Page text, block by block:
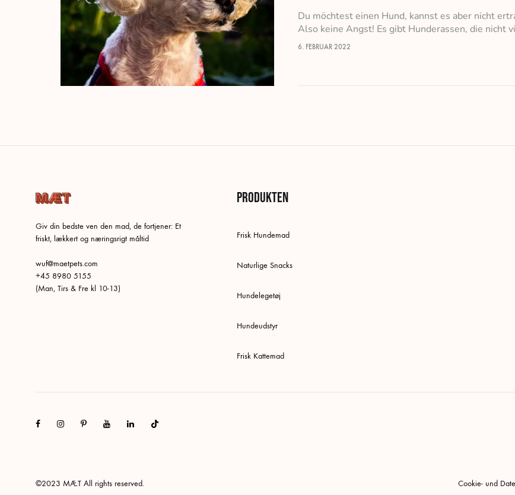
Du möchtest einen Hund, kannst es aber nicht
Also keine Angst! Es gibt Hunderassen, die nicht
6. FEBRUAR 2022
Giv din bedste ven den mad, de fortjener: Et
friskt, lækkert og næringsrigt måltid
wuf@maetpets.com
+45 8980 5155
(Man, Tirs & Fre kl 10-13)
Produkten
Frisk Hundemad
Naturlige Snacks
Hundelegetøj
Hundeudstyr
Frisk Kattemad
FacebookInstagramPinterestYoutubeLinkedinTiktok
©2023 MÆT All rights reserved. Cookie- und